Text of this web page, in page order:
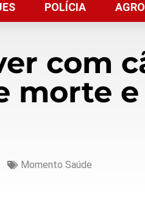
POLÍCIA AGRO
com
morte
Momento Saúde